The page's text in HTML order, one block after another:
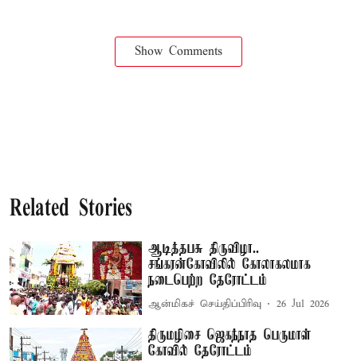
Show Comments
Related Stories
ஆடித்தபசு திருவிழா..
சங்கரன்கோவிலில் கோலாகலமாக
நடைபெற்ற தேரோட்டம்
ஆன்மிகச் செய்திப்பிரிவு 26 Jul 2026
திருமழிசை ஜெகந்நாத பெருமாள்
கோவில் தேரோட்டம்